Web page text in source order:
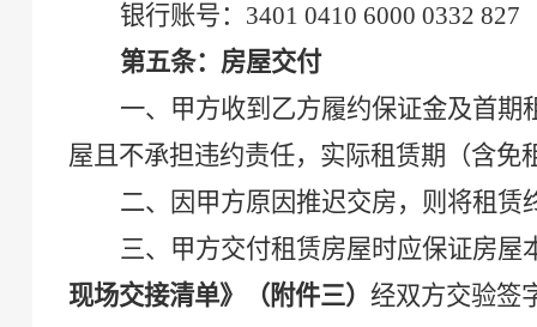
银行账号： 3401 0410 6000 0332 827
第五条：房屋交付
一、甲方收到乙方履约保证金及首期
屋且不承担违约责任，实际租赁期 （含免
二、因 甲方原因推迟交房，则将租赁
三、甲方交付租赁房屋时应保证房
现场交接清单》（附件三） 经双方交验签